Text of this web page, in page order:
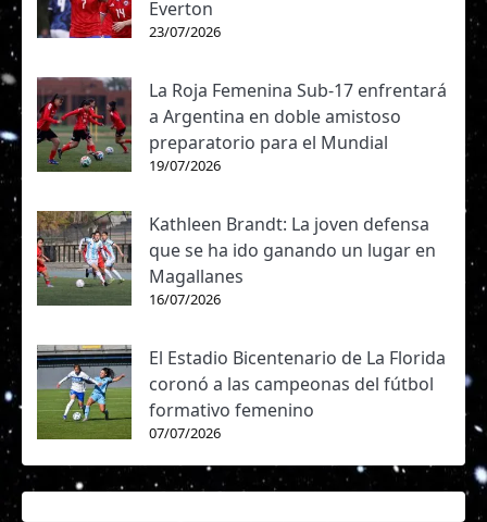
Everton
23/07/2026
La Roja Femenina Sub-17 enfrentará
a Argentina en doble amistoso
preparatorio para el Mundial
19/07/2026
Kathleen Brandt: La joven defensa
que se ha ido ganando un lugar en
Magallanes
16/07/2026
El Estadio Bicentenario de La Florida
coronó a las campeonas del fútbol
formativo femenino
07/07/2026